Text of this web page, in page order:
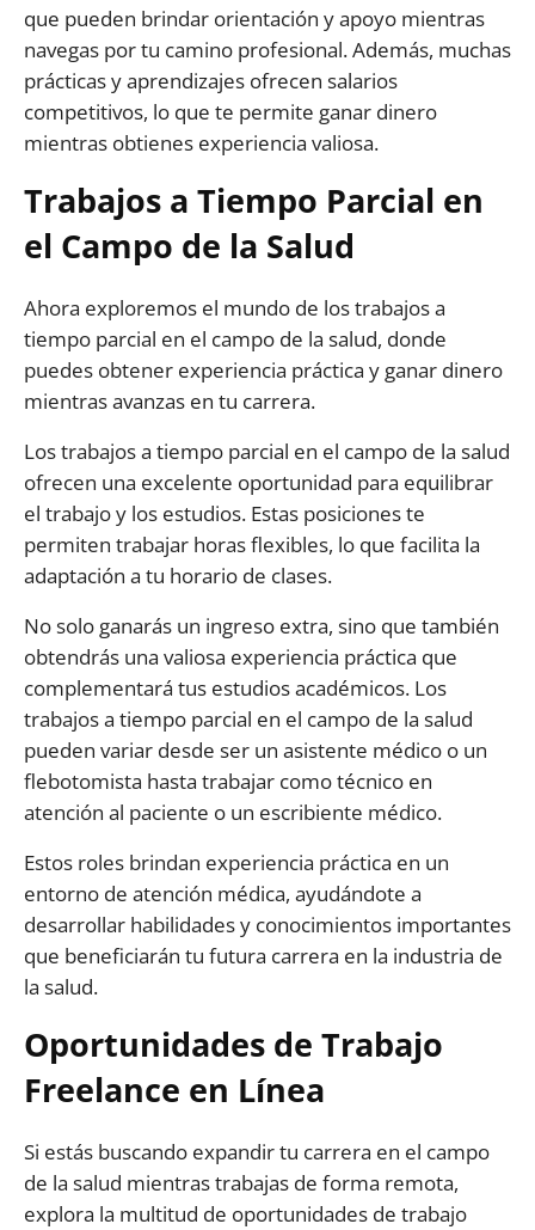
que pueden brindar orientación y apoyo mientras
navegas por tu camino profesional. Además, muchas
prácticas y aprendizajes ofrecen salarios
competitivos, lo que te permite ganar dinero
mientras obtienes experiencia valiosa.
Trabajos a Tiempo Parcial en
el Campo de la Salud
Ahora exploremos el mundo de los trabajos a
tiempo parcial en el campo de la salud, donde
puedes obtener experiencia práctica y ganar dinero
mientras avanzas en tu carrera.
Los trabajos a tiempo parcial en el campo de la salud
ofrecen una excelente oportunidad para equilibrar
el trabajo y los estudios. Estas posiciones te
permiten trabajar horas flexibles, lo que facilita la
adaptación a tu horario de clases.
No solo ganarás un ingreso extra, sino que también
obtendrás una valiosa experiencia práctica que
complementará tus estudios académicos. Los
trabajos a tiempo parcial en el campo de la salud
pueden variar desde ser un asistente médico o un
flebotomista hasta trabajar como técnico en
atención al paciente o un escribiente médico.
Estos roles brindan experiencia práctica en un
entorno de atención médica, ayudándote a
desarrollar habilidades y conocimientos importantes
que beneficiarán tu futura carrera en la industria de
la salud.
Oportunidades de Trabajo
Freelance en Línea
Si estás buscando expandir tu carrera en el campo
de la salud mientras trabajas de forma remota,
explora la multitud de oportunidades de trabajo